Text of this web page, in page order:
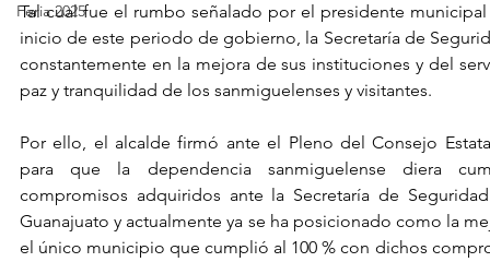
Feria 2025
Tal cual fue el rumbo señalado por el presidente
inicio de este periodo de gobierno, la Secretaría de
constantemente en la mejora de sus instituciones y del
paz y tranquilidad de los sanmiguelenses y visitantes.
Por ello, el alcalde firmó ante el Pleno del Consejo
para que la dependencia sanmiguelense diera
compromisos adquiridos ante la Secretaría de
Guanajuato y actualmente ya se ha posicionado como la
el único municipio que cumplió al 100 % con dichos